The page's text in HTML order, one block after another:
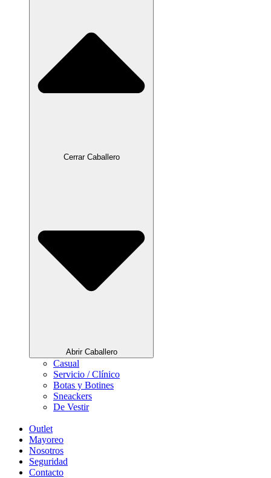
Cerrar Caballero
Abrir Caballero
Casual
Servicio / Clínico
Botas y Botines
Sneackers
De Vestir
Outlet
Mayoreo
Nosotros
Seguridad
Contacto